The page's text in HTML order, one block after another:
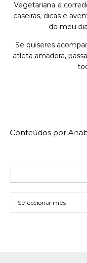
Vegetariana e
caseiras, dicas e
do meu
Se quiseres
atleta amadora,
Conteúdos por